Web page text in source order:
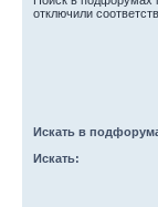
отключили
Искать в
Искать: